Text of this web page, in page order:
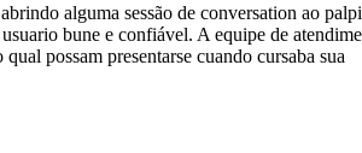
alguma sessão de conversation ao
bune e confiável. A equipe de
possam presentarse cuando cursaba sua